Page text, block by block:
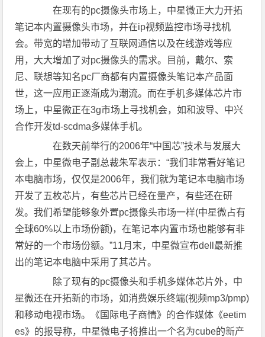
在现有的pc摄像头市场上，中星微正大力开拓
笔记本内置摄像头市场，并在ip视频监控市场寻找机
会。带宽的增加带动了互联网通信以及在线游戏等应
用，大大增加了对pc摄像头的需求。目前，戴尔、索
尼、联想等知名pc厂商都有内置摄像头笔记本产品面
世，这一应用正逐渐成为潮流。而在手机多媒体芯片市
场上，中星微正在3g市场上寻找机会，如和波导、中兴
合作开发td-scdma多媒体手机。
在数天前举行的2006年“中国芯”技术与发展大
会上，中星微电子副总裁朱军表示：“我们非常看好笔记
本电脑市场，仅仅是2006年，我们就为笔记本电脑市场
开发了五枚芯片，有些芯片已经在量产，有些还在研
发。我们希望能够象外置pc摄像头市场一样(中星微占有
全球60%以上市场份额)，在笔记本内置市场也能够有非
常好的一个市场份额。”11月末，中星微宣布dell最新推
出的笔记本电脑中采用了其芯片。
除了现有的pc摄像头和手机多媒体芯片外，中
星微还在开拓新的市场，如消费娱乐终端(视频mp3/pmp)
和移动电视市场。《国际电子商情》的合作媒体《eetim
es》的报导称，中星微电子将推出一个名为cube的新产